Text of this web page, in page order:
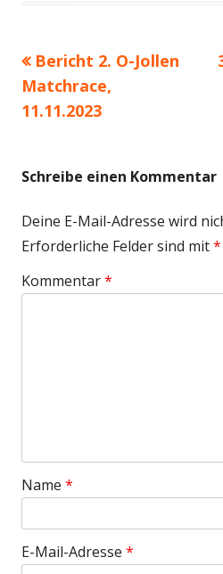
Vorheriger
Beitrag:
Bericht 2. O-Jollen
Matchrace,
11.11.2023
Schreibe einen Kommentar
Deine E-Mail-Adresse wird
Erforderliche Felder sind mit*
Kommentar*
Name *
E-Mail-Adresse *